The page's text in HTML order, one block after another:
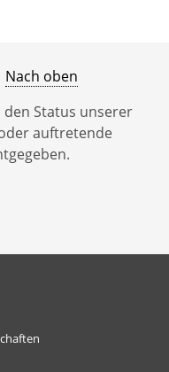
Nach oben
Status unserer
auftretende